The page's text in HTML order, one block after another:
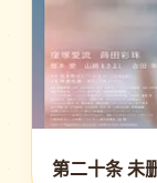
第二十条 未